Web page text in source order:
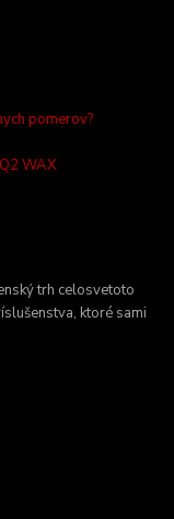
pomerov?
WAX
trh celosvetoto
ktoré sami